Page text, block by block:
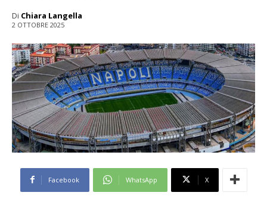
Di Chiara Langella
2 OTTOBRE 2025
Facebook WhatsApp X